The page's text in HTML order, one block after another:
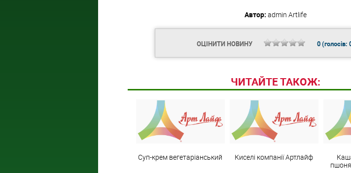
Автор: admin Artlife
ОЦІНИТИ НОВИНУ 0(голосів:
ЧИТАЙТЕ ТАКОЖ:
Суп-крем вегетаріанський Киселі компанії Артлайф